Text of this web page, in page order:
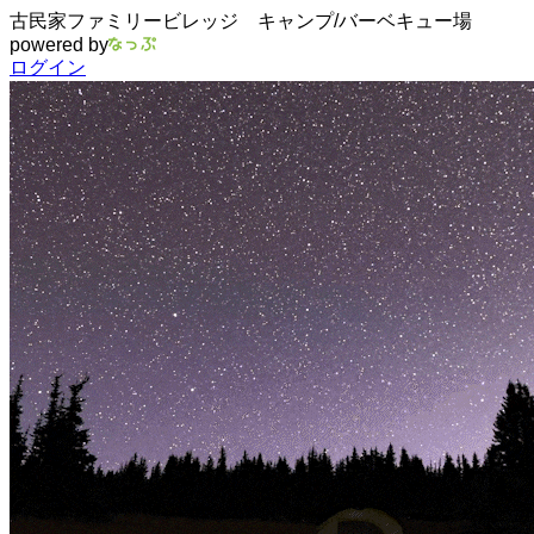
古民家ファミリービレッジ キャンプ/バーベキュー場
powered by
ログイン